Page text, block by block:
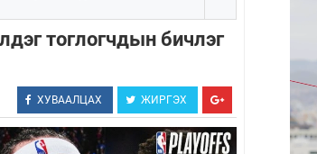
тоглогчдын бичлэг
ХУВААЛЦАХ ЖИРГЭХ